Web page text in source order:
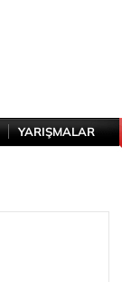
YARIŞMALAR